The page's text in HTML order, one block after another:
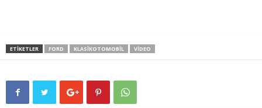
ETIKETLER FORD KLASIKOTOMOBIL VIDEO